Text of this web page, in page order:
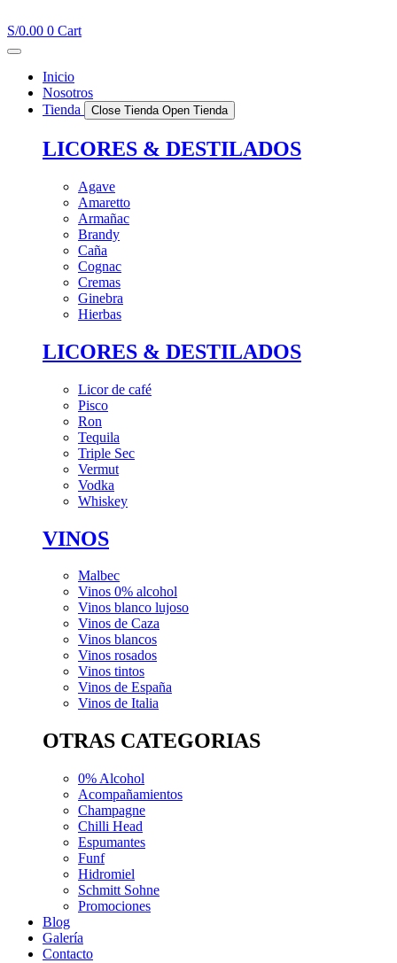
al
contenido
S/0.00 0 Cart
Inicio
Nosotros
Tienda
Close Tienda Open Tienda
LICORES & DESTILADOS
Agave
Amaretto
Armañac
Brandy
Caña
Cognac
Cremas
Ginebra
Hierbas
LICORES & DESTILADOS
Licor de café
Pisco
Ron
Tequila
Triple Sec
Vermut
Vodka
Whiskey
VINOS
Malbec
Vinos 0% alcohol
Vinos blanco lujoso
Vinos de Caza
Vinos blancos
Vinos rosados
Vinos tintos
Vinos de España
Vinos de Italia
OTRAS CATEGORIAS
0% Alcohol
Acompañamientos
Champagne
Chilli Head
Espumantes
Funf
Hidromiel
Schmitt Sohne
Promociones
Blog
Galería
Contacto